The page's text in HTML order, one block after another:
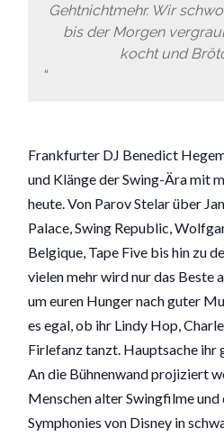
Gehtnichtmehr. Wir
bis der Morgen
kocht und
Frankfurter DJ Benedict
und Klänge der Swing-Ära mit
heute. Von Parov Stelar über
Palace, Swing Republic,
Belgique, Tape Five bis hin zu
vielen mehr wird nur das Beste
um euren Hunger nach guter
es egal, ob ihr Lindy Hop,
Firlefanz tanzt. Hauptsache ihr
An die Bühnenwand projiziert
Menschen alter Swingfilme und
Symphonies von Disney in